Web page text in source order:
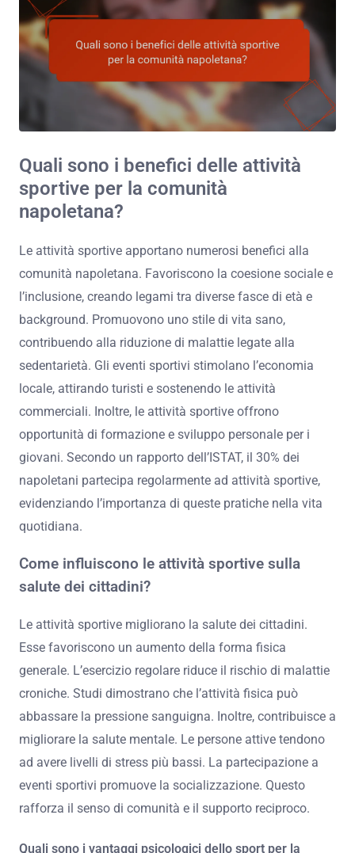
Quali sono i benefici delle attività
sportive per la comunità
napoletana?
Le attività sportive apportano numerosi benefici alla
comunità napoletana. Favoriscono la coesione sociale e
l’inclusione, creando legami tra diverse fasce di età e
background. Promuovono uno stile di vita sano,
contribuendo alla riduzione di malattie legate alla
sedentarietà. Gli eventi sportivi stimolano l’economia
locale, attirando turisti e sostenendo le attività
commerciali. Inoltre, le attività sportive offrono
opportunità di formazione e sviluppo personale per i
giovani. Secondo un rapporto dell’ISTAT, il 30% dei
napoletani partecipa regolarmente ad attività sportive,
evidenziando l’importanza di queste pratiche nella vita
quotidiana.
Come influiscono le attività sportive sulla
salute dei cittadini?
Le attività sportive migliorano la salute dei cittadini.
Esse favoriscono un aumento della forma fisica
generale. L’esercizio regolare riduce il rischio di malattie
croniche. Studi dimostrano che l’attività fisica può
abbassare la pressione sanguigna. Inoltre, contribuisce a
migliorare la salute mentale. Le persone attive tendono
ad avere livelli di stress più bassi. La partecipazione a
eventi sportivi promuove la socializzazione. Questo
rafforza il senso di comunità e il supporto reciproco.
Quali sono i vantaggi psicologici dello sport per la